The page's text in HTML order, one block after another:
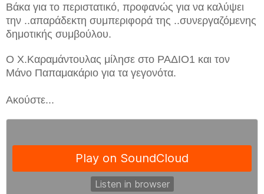
Βάκα για το περιστατικό, προφανώς για να καλύψει
την ..απαράδεκτη συμπεριφορά της ..συνεργαζόμενης
δημοτικής συμβούλου.
Ο Χ.Καραμάντουλας μίλησε στο ΡΑΔΙΟ1 και τον
Μάνο Παπαμακάριο για τα γεγονότα.
Ακούστε...